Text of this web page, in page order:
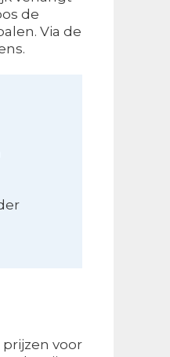
de
Via de
voor